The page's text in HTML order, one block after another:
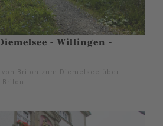
- Willingen -
Brilon zum Diemelsee über